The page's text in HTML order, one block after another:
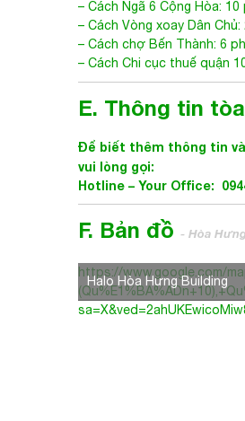
tiện ích đều đã hiện hữu
– Liền kề các ngân hàng
700m…
– Cách Ngã 6 Cộng Hòa:
– Cách Vòng xoay Dân
– Cách chợ Bến Thành: 6
– Cách Chi cục thuế quận
E. Thông tin tòa
Để biết thêm thông tin
vui lòng gọi:
Hotline – Your Office:
F. Bản đồ- Hòa